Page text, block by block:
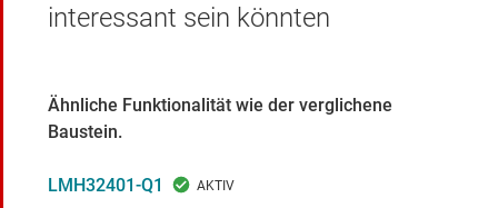
interessant sein könnten
Ähnliche Funktionalität wie der verglichene
Baustein.
LMH32401-Q1